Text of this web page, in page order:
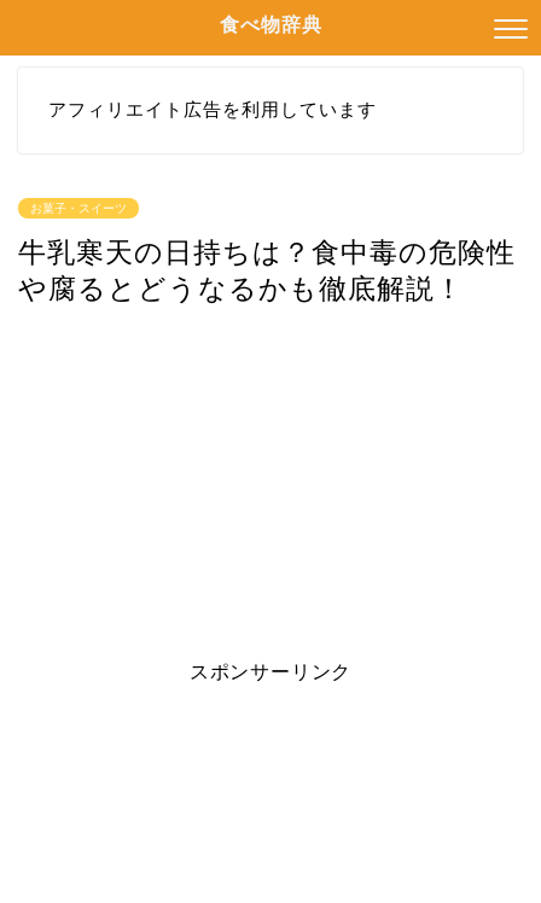
食べ物辞典
アフィリエイト広告を利用しています
お菓子・スイーツ
牛乳寒天の日持ちは？食中毒の危険性
や腐るとどうなるかも徹底解説！
スポンサーリンク